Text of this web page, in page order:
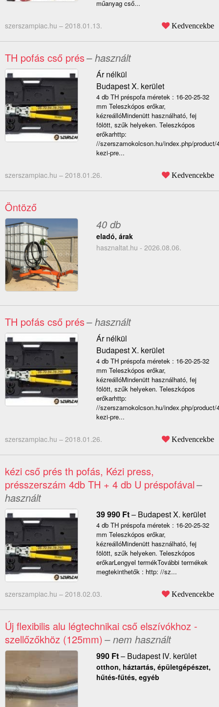
műanyag cső...
szerszampiac.hu – 2018.01.13. Kedvencekbe
TH pofás cső prés– használt
Ár nélkül
Budapest X. kerület
4 db TH préspofa méretek : 16-20-25-32
mm Teleszkópos erőkar,
kézreállóMindenütt használható, fej
fölött, szűk helyeken. Teleszkópos
erőkarhttp:
//szerszamokolcson.hu/index.php/product/
kezi-pre...
szerszampiac.hu – 2018.01.26. Kedvencekbe
Öntöző
40 db
eladó, árak
hasznaltat.hu - 2026.08.06.
TH pofás cső prés– használt
Ár nélkül
Budapest X. kerület
4 db TH préspofa méretek : 16-20-25-32
mm Teleszkópos erőkar,
kézreállóMindenütt használható, fej
fölött, szűk helyeken. Teleszkópos
erőkarhttp:
//szerszamokolcson.hu/index.php/product/
kezi-pre...
szerszampiac.hu – 2018.01.26. Kedvencekbe
kézi cső prés th pofás, Kézi press,
présszerszám 4db TH + 4 db U préspofával–
használt
39 990 Ft– Budapest X. kerület
4 db TH préspofa méretek : 16-20-25-32
mm Teleszkópos erőkar,
kézreállóMindenütt használható, fej
fölött, szűk helyeken. Teleszkópos
erőkarLengyel termékTovábbi termékek
megtekinthetők : http: //sz...
szerszampiac.hu – 2018.02.03. Kedvencekbe
Új flexibilis alu légtechnikai cső elszívókhoz -
szellőzőkhöz (125mm) – nem használt
990 Ft– Budapest IV. kerület
otthon, háztartás, épületgépészet,
hűtés-fűtés, egyéb